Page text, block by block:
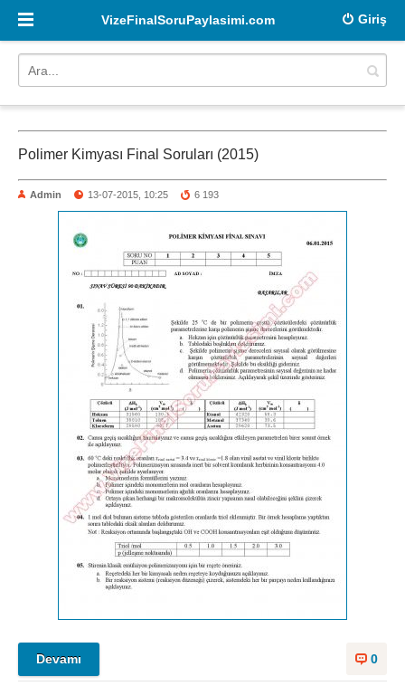
Giriş
VizeFinalSoruPaylasimi.com
Polimer Kimyası Final Soruları (2015)
Admin 13-07-2015, 10:25 6 193
0
Devamı